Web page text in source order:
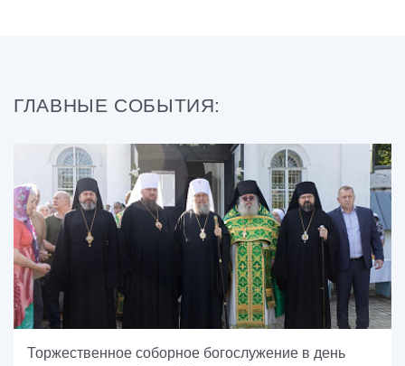
ГЛАВНЫЕ СОБЫТИЯ:
Торжественное соборное богослужение в день